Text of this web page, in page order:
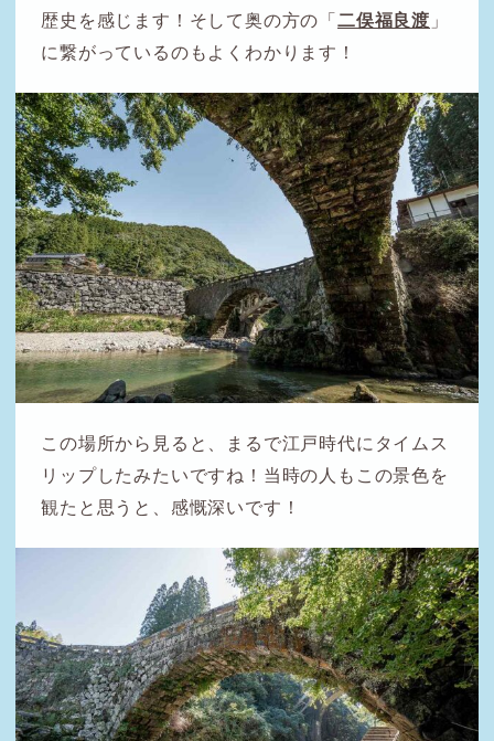
歴史を感じます！そして奥の方の「二俣福良渡 」
に繋がっているのもよくわかります！
この場所から見ると、まるで江戸時代にタイムス
リップしたみたいですね！当時の人もこの景色を
観たと思うと、感慨深いです！